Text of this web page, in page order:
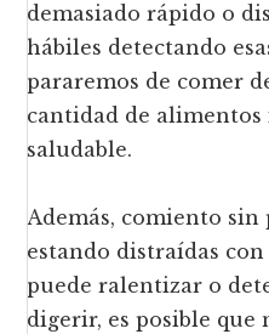
demasiado rápido o
hábiles detectando
pararemos de comer
cantidad de alimentos
saludable.
Además, comiento
estando distraídas
puede ralentizar o
digerir, es posible que